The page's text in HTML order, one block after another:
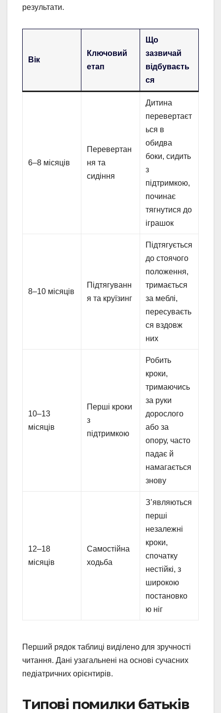
результати.
Вік
Ключовий
етап
Що
зазвичай
відбуваєть
ся
6–8 місяців
Перевертан
ня та
сидіння
Дитина
перевертаєт
ься в
обидва
боки, сидить
з
підтримкою,
починає
тягнутися до
іграшок
8–10 місяців
Підтягуванн
я та круїзинг
Підтягується
до стоячого
положення,
тримається
за меблі,
пересуваєть
ся вздовж
них
10–13
місяців
Перші кроки
з
підтримкою
Робить
кроки,
тримаючись
за руки
дорослого
або за
опору, часто
падає й
намагається
знову
12–18
місяців
Самостійна
ходьба
З’являються
перші
незалежні
кроки,
спочатку
нестійкі, з
широкою
постановко
ю ніг
Перший рядок таблиці виділено для зручності
читання. Дані узагальнені на основі сучасних
педіатричних орієнтирів.
Типові помилки батьків